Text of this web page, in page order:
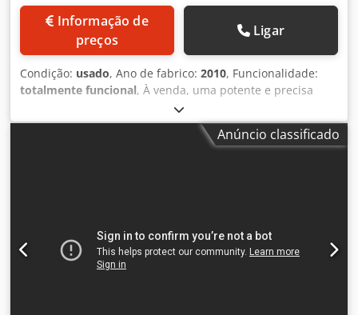
preços
Ligar
Condição: usado, Ano de fabrico: 2010, Funcionalidade:
totalmente funcional, À venda, uma potente e precisa
fresadora CNC de 5 eixos do fabricante de referência Kolb,
modelo Studioline M. A máquina é ideal para construção
de modelos, fabricação de moldes e usinagem de peças de
11.500 mm * Eixo Y: aprox. 1.550 mm * Eixo Z: aprox. 2.550
mm * Eixo B: ± 210° * Eixo C: ± 104° Mandril e ferramentas:
* Interface de ferramenta: HSK 50A * Rotação do mandril:
Anúncio classificado